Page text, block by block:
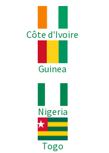
Côte d'Ivoire
Guinea
Nigeria
Image
Togo